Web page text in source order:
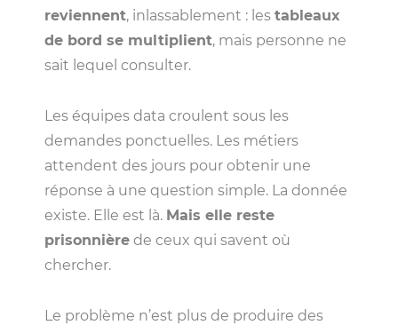
reviennent, inlassablement : les tableaux
de bord se multiplient, mais personne ne
sait lequel consulter.
Les équipes data croulent sous les
demandes ponctuelles. Les métiers
attendent des jours pour obtenir une
réponse à une question simple. La donnée
existe. Elle est là. Mais elle reste
prisonnière de ceux qui savent où
chercher.
Le problème n’est plus de produire des